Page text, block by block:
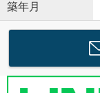
築年月